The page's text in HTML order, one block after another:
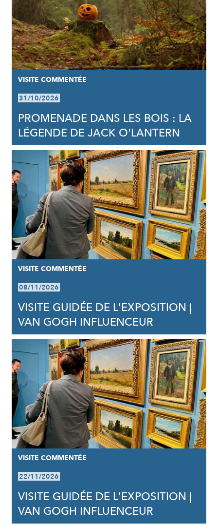
VISITE COMMENTÉE
31/10/2026
PROMENADE DANS LES BOIS : LA
LÉGENDE DE JACK O'LANTERN
VISITE COMMENTÉE
08/11/2026
VISITE GUIDÉE DE L'EXPOSITION |
VAN GOGH INFLUENCEUR
VISITE COMMENTÉE
22/11/2026
VISITE GUIDÉE DE L'EXPOSITION |
VAN GOGH INFLUENCEUR